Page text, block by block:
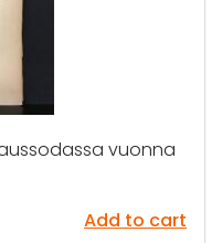
vuonna
Add to cart